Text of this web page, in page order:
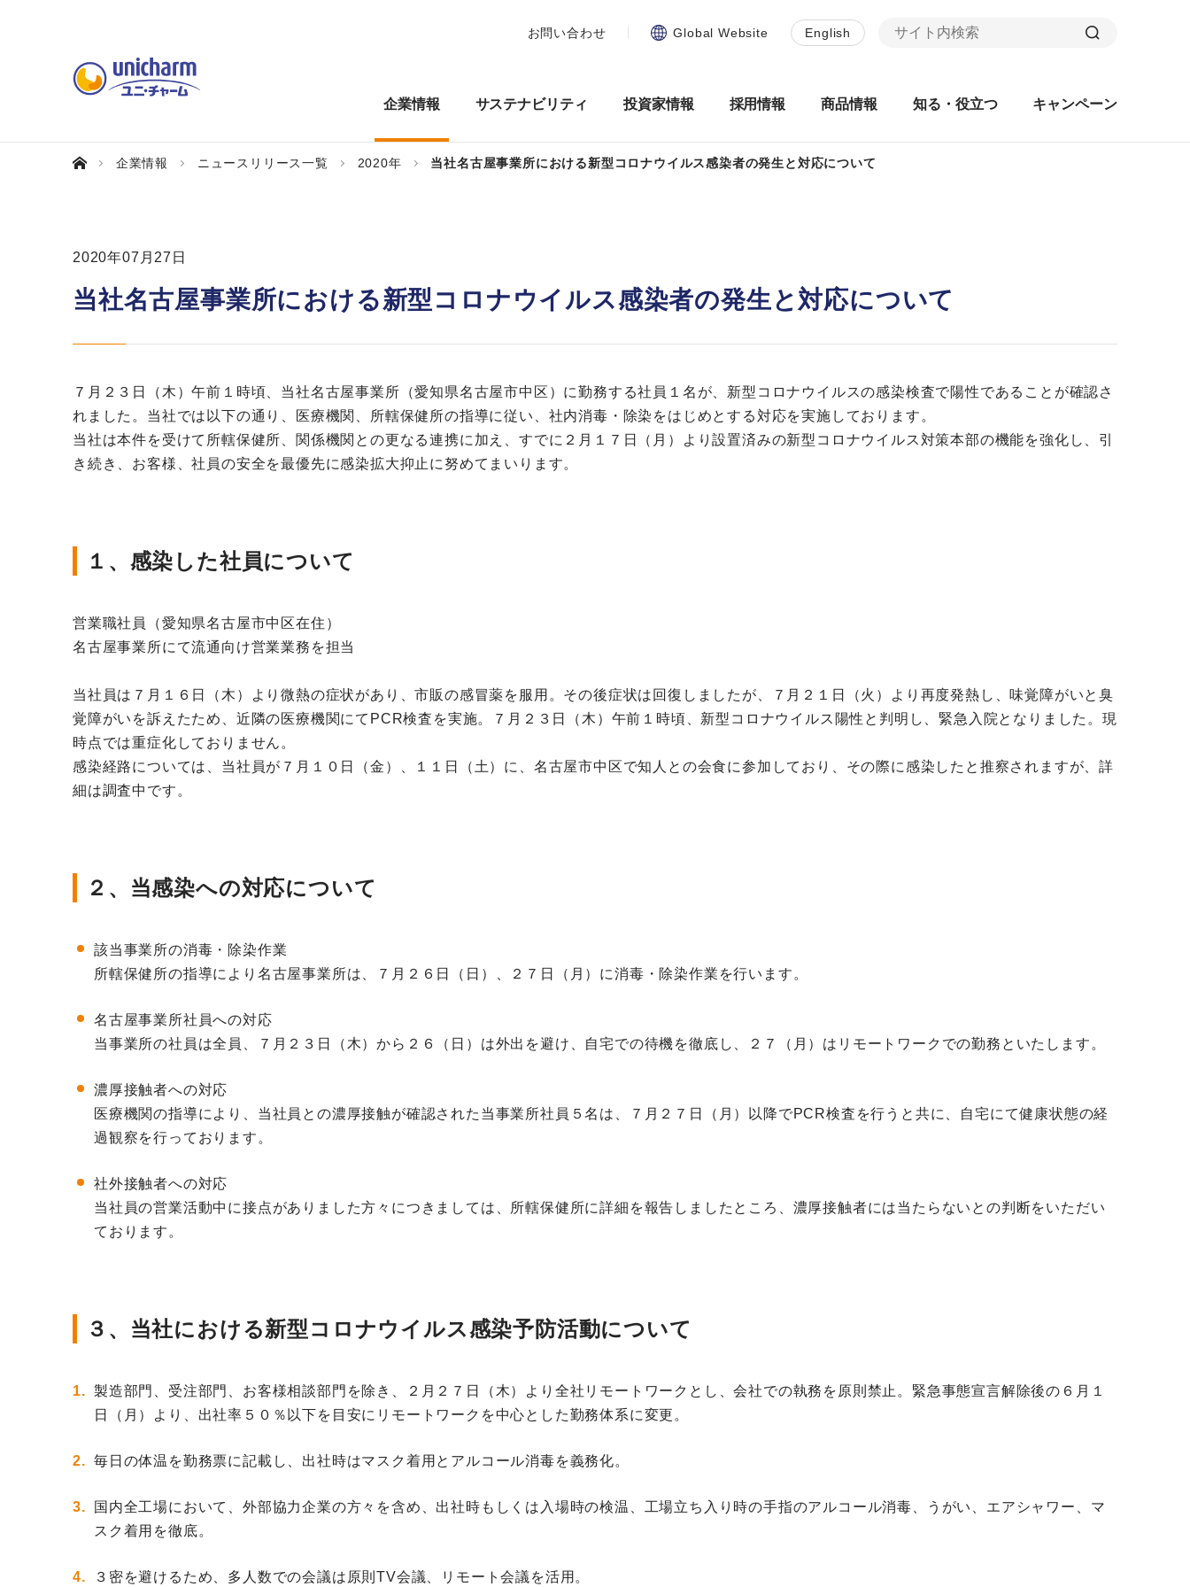
企業情報 サステナビリティ 投資家情報 採用情報 商品情報 知る・役立つ キャンペーン
お問い合わせ Global Website English
企業情報 ニュースリリース一覧 2020年 当社名古屋事業所における新型コロナウイルス感染者の発生と対応について
2020年07月27日
当社名古屋事業所における新型コロナウイルス感染者の発生と対応について
７月２３日（木）午前１時頃、当社名古屋事業所（愛知県名古屋市中区）に勤務する社員１名が、新型コロナウイルスの感染検査で陽性であることが確認さ
れました。当社では以下の通り、医療機関、所轄保健所の指導に従い、社内消毒・除染をはじめとする対応を実施しております。
当社は本件を受けて所轄保健所、関係機関との更なる連携に加え、すでに２月１７日（月）より設置済みの新型コロナウイルス対策本部の機能を強化し、引
き続き、お客様、社員の安全を最優先に感染拡大抑止に努めてまいります。
１、感染した社員について
営業職社員（愛知県名古屋市中区在住）
名古屋事業所にて流通向け営業業務を担当
当社員は７月１６日（木）より微熱の症状があり、市販の感冒薬を服用。その後症状は回復しましたが、７月２１日（火）より再度発熱し、味覚障がいと臭
覚障がいを訴えたため、近隣の医療機関にてPCR検査を実施。７月２３日（木）午前１時頃、新型コロナウイルス陽性と判明し、緊急入院となりました。現
時点では重症化しておりません。
感染経路については、当社員が７月１０日（金）、１１日（土）に、名古屋市中区で知人との会食に参加しており、その際に感染したと推察されますが、詳
細は調査中です。
２、当感染への対応について
該当事業所の消毒・除染作業
所轄保健所の指導により名古屋事業所は、７月２６日（日）、２７日（月）に消毒・除染作業を行います。
名古屋事業所社員への対応
当事業所の社員は全員、７月２３日（木）から２６（日）は外出を避け、自宅での待機を徹底し、２７（月）はリモートワークでの勤務といたします。
濃厚接触者への対応
医療機関の指導により、当社員との濃厚接触が確認された当事業所社員５名は、７月２７日（月）以降でPCR検査を行うと共に、自宅にて健康状態の経
過観察を行っております。
社外接触者への対応
当社員の営業活動中に接点がありました方々につきましては、所轄保健所に詳細を報告しましたところ、濃厚接触者には当たらないとの判断をいただい
ております。
３、当社における新型コロナウイルス感染予防活動について
製造部門、受注部門、お客様相談部門を除き、２月２７日（木）より全社リモートワークとし、会社での執務を原則禁止。緊急事態宣言解除後の６月１
日（月）より、出社率５０％以下を目安にリモートワークを中心とした勤務体系に変更。
毎日の体温を勤務票に記載し、出社時はマスク着用とアルコール消毒を義務化。
国内全工場において、外部協力企業の方々を含め、出社時もしくは入場時の検温、工場立ち入り時の手指のアルコール消毒、うがい、エアシャワー、マ
スク着用を徹底。
３密を避けるため、多人数での会議は原則TV会議、リモート会議を活用。